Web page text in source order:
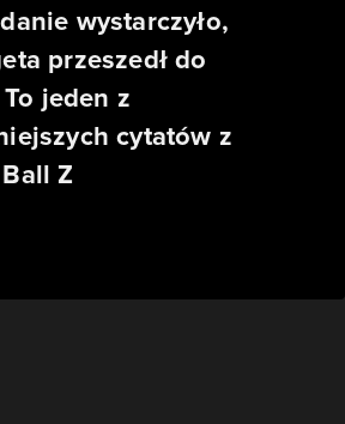
wystarczyło,
przeszedł do
jeden z
cytatów z
Z